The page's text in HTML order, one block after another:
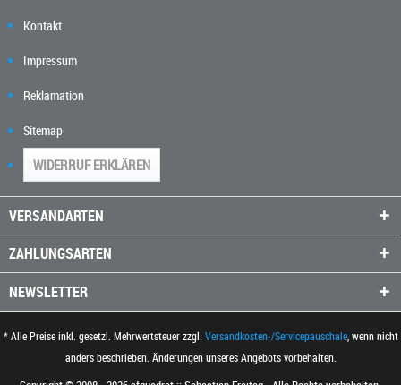
Kontakt
Impressum
Reklamation
Sitemap
WIDERRUF ERKLÄREN
VERSANDARTEN
ZAHLUNGSARTEN
NEWSLETTER
* Alle Preise inkl. gesetzl. Mehrwertsteuer zzgl. Versandkosten-/Servicepauschale, wenn nicht
anders beschrieben. Änderungen unseres Angebots vorbehalten.